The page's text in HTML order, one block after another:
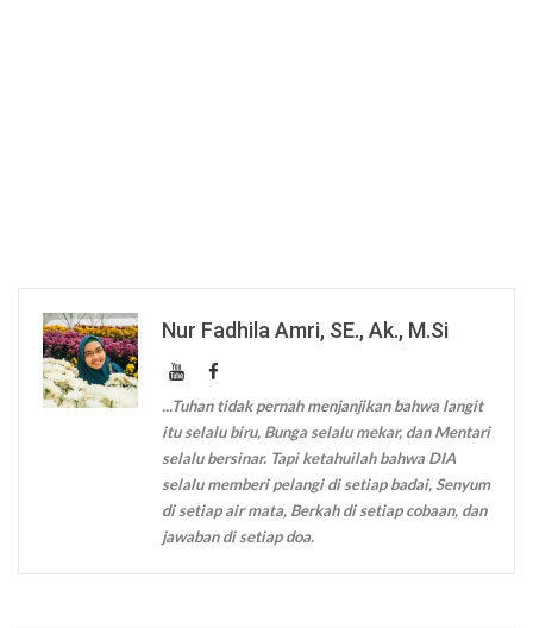
Nur Fadhila Amri, SE., Ak., M.Si
...Tuhan tidak pernah menjanjikan bahwa langit
itu selalu biru, Bunga selalu mekar, dan Mentari
selalu bersinar. Tapi ketahuilah bahwa DIA
selalu memberi pelangi di setiap badai, Senyum
di setiap air mata, Berkah di setiap cobaan, dan
jawaban di setiap doa.